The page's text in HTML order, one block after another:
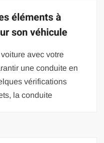
éléments à
son véhicule
avec votre
une conduite en
vérifications
la conduite